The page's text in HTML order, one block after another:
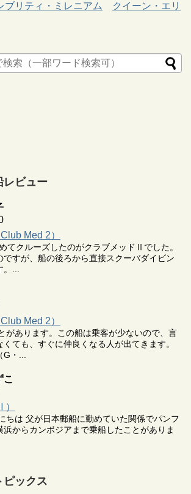
ブリティ・ミレニアム
クイーン・エリ
レビュー
Med 2）
てクルーズしたのがクラブメッドⅡでした。
ですが、船の後ろから直接スクーバダイビン
...
Med 2）
あります。この船は乗客が少ないので、言
ても、すぐに仲良くなる人が出てきます。
・...
ちは 父が日本郵船に勤めていた関係でパンフ
浜からカンボジアまで乗船したことがありま
ピックス